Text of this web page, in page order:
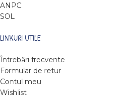
ANPC
SOL
LINKURI UTILE
Întrebări frecvente
Formular de retur
Contul meu
Wishlist